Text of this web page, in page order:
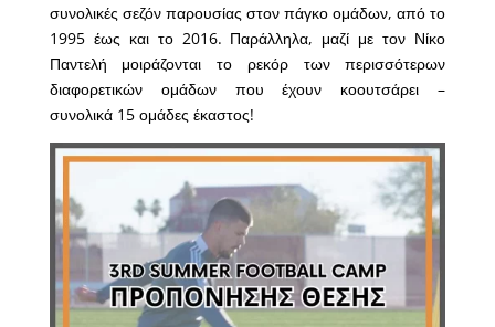
συνολικές σεζόν παρουσίας στον πάγκο ομάδων, από το
1995 έως και το 2016. Παράλληλα, μαζί με τον Νίκο
Παντελή μοιράζονται το ρεκόρ των περισσότερων
διαφορετικών ομάδων που έχουν κοουτσάρει –
συνολικά 15 ομάδες έκαστος!